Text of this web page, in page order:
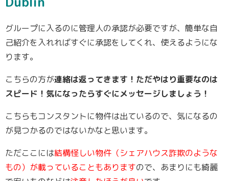
グループに入るのに管理人の承認が必要ですが、簡単な自
己紹介を入れればすぐに承認をしてくれ、使えるようにな
ります。
こちらの方が連絡は返ってきます！ただやはり重要なのは
スピード！気になったらすぐにメッセージしましょう！
こちらもコンスタントに物件は出ているので、気になるの
が見つかるのではないかなと思います。
ただここには結構怪しい物件（シェアハウス詐欺のような
もの）が載っていることもありますので、あまりにも綺麗